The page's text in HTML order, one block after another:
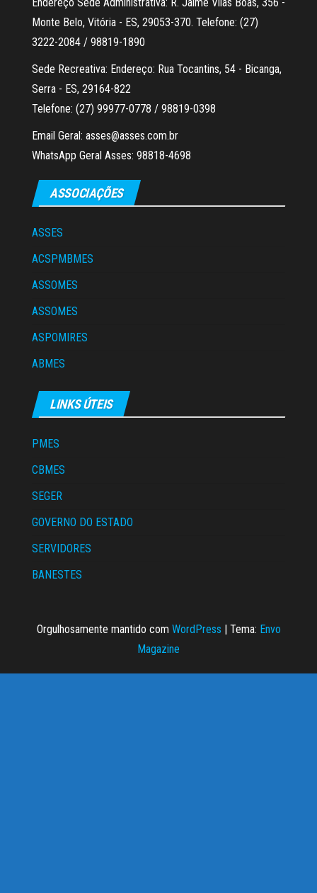
Monte Belo, Vitória - ES, 29053-370. Telefone: (27)
3222-2084 / 98819-1890
Sede Recreativa: Endereço: Rua Tocantins, 54 - Bicanga,
Serra - ES, 29164-822
Telefone: (27) 99977-0778 / 98819-0398
Email Geral: asses@asses.com.br
WhatsApp Geral Asses: 98818-4698
ASSOCIAÇÕES
ASSES
ACSPMBMES
ASSOMES
ASSOMES
ASPOMIRES
ABMES
LINKS ÚTEIS
PMES
CBMES
SEGER
GOVERNO DO ESTADO
SERVIDORES
BANESTES
Orgulhosamente mantido com WordPress | Tema: Envo
Magazine